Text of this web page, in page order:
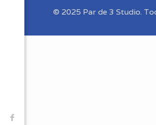
© 2025 Par de 3 Studio.